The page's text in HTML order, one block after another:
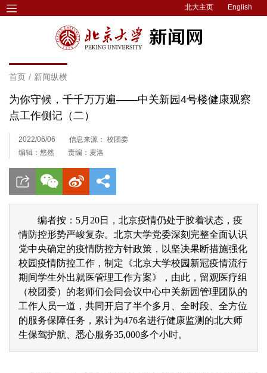
北大主页 English
首页 / 新闻纵横
为你守候，千千万万遍——中关新园4号楼健康观察
点工作侧记（二）
2022/06/06
信息来源： 校团委
编辑：悠然
责编：麦洛
编者按：5月20日，北京疫情仍处于胶着状态，疫
情防控形势严峻复杂。北京大学党委深刻完整全面认识
党中央确定的疫情防控方针政策，以坚决果断措施强化
校园疫情防控工作，制定《北京大学校园新冠疫情流行
期间学生外出就医管理工作方案》，由此，留观医疗组
（校团委）的老师们会同会议中心中关新园管理团队的
工作人员一道，共同开启了半个多月、全时段、全方位
的服务保障任务，累计为476名进行健康监测的北大师
生保驾护航、悉心服务35,000多个小时。